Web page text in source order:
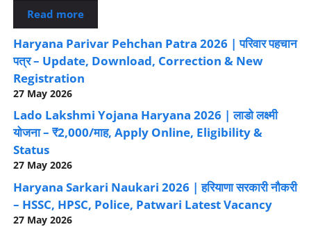
Read more
Haryana Parivar Pehchan Patra 2026 | परिवार पहचान
पत्र – Update, Download, Correction & New
Registration
27 May 2026
Lado Lakshmi Yojana Haryana 2026 | लाडो लक्ष्मी
योजना – ₹2,000/माह, Apply Online, Eligibility &
Status
27 May 2026
Haryana Sarkari Naukari 2026 | हरियाणा सरकारी नौकरी
– HSSC, HPSC, Police, Patwari Latest Vacancy
27 May 2026